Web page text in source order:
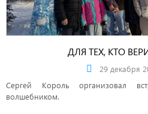
ДЛЯ ТЕХ, КТО
29 декабря
Сергей Король организовал
волшебником.